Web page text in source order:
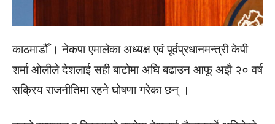
काठमाडौँ । नेकपा एमालेका अध्यक्ष एवं पूर्वप्रधानमन्त्री केपी
शर्मा ओलीले देशलाई सही बाटोमा अघि बढाउन आफू अझै २० वर्ष
सक्रिय राजनीतिमा रहने घोषणा गरेका छन् ।